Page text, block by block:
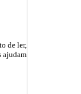
de ler,
ajudam